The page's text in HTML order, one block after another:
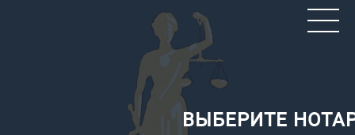
ВЫБЕРИТЕ